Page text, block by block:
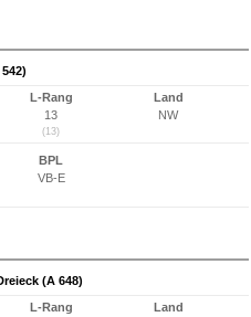
L-Rang
13
(13)
Land
NW
BPL
VB-E
(A 648)
L-Rang
Land